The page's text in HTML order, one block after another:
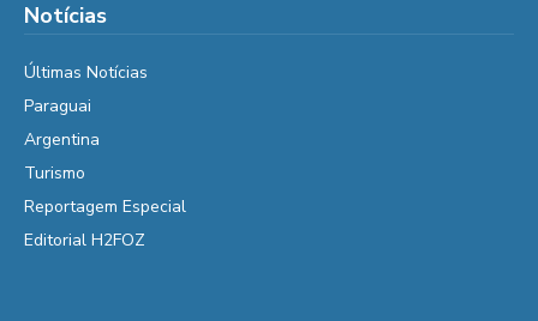
Notícias
Últimas Notícias
Paraguai
Argentina
Turismo
Reportagem Especial
Editorial H2FOZ